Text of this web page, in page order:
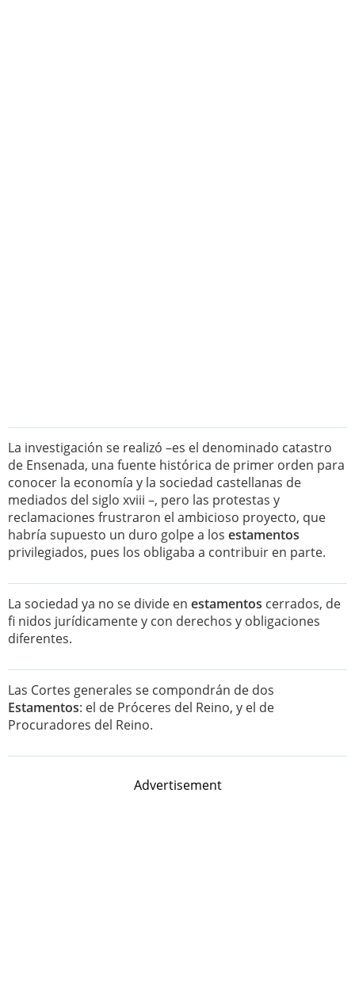
La investigación se realizó –es el denominado catastro
de Ensenada, una fuente histórica de primer orden para
conocer la economía y la sociedad castellanas de
mediados del siglo xviii –, pero las protestas y
reclamaciones frustraron el ambicioso proyecto, que
habría supuesto un duro golpe a los estamentos
privilegiados, pues los obligaba a contribuir en parte.
La sociedad ya no se divide en estamentos cerrados, de
fi nidos jurídicamente y con derechos y obligaciones
diferentes.
Las Cortes generales se compondrán de dos
Estamentos: el de Próceres del Reino, y el de
Procuradores del Reino.
Advertisement